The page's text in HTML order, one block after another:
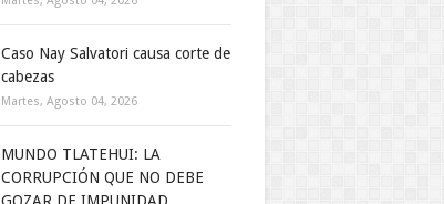
Caso Nay Salvatori causa corte de
cabezas
Martes, Agosto 04, 2026
MUNDO TLATEHUI: LA
CORRUPCIÓN QUE NO DEBE